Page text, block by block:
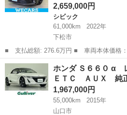
2,659,000円
シビック
61,000km
2022年
下松市
■ 支払総額: 276.6万円 ■ 車両本体価格： 2,659,000 円 ■ メーカ
ー名： ホンダ ■ 車種名： シビック
品タイヤ／保証書／純正 ９インチ ナビ
トヒータ...
山口 下松市 シビック
ホンダ Ｓ６６０ α
ＥＴＣ ＡＵＸ 純
1,967,000円
55,000km
2015年
山口市